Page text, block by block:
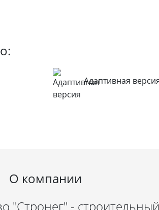
Адаптивная
О компании
"Стронег" -